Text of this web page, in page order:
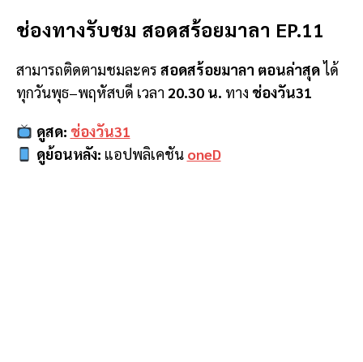
ช่องทางรับชม สอดสร้อยมาลา EP.11
สามารถติดตามชมละคร สอดสร้อยมาลา ตอนล่าสุดได้
ทุกวันพุธ–พฤหัสบดี เวลา 20.30 น. ทาง ช่องวัน31
ดูสด: ช่องวัน31
ดูย้อนหลัง: แอปพลิเคชัน oneD